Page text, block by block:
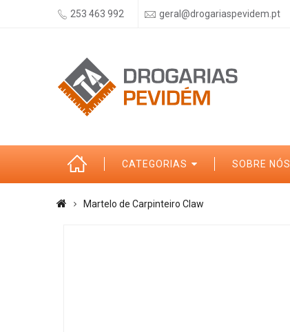
253 463 992 geral@drogariaspevidem.pt
CATEGORIAS SOBRE NÓS
Martelo de Carpinteiro Claw